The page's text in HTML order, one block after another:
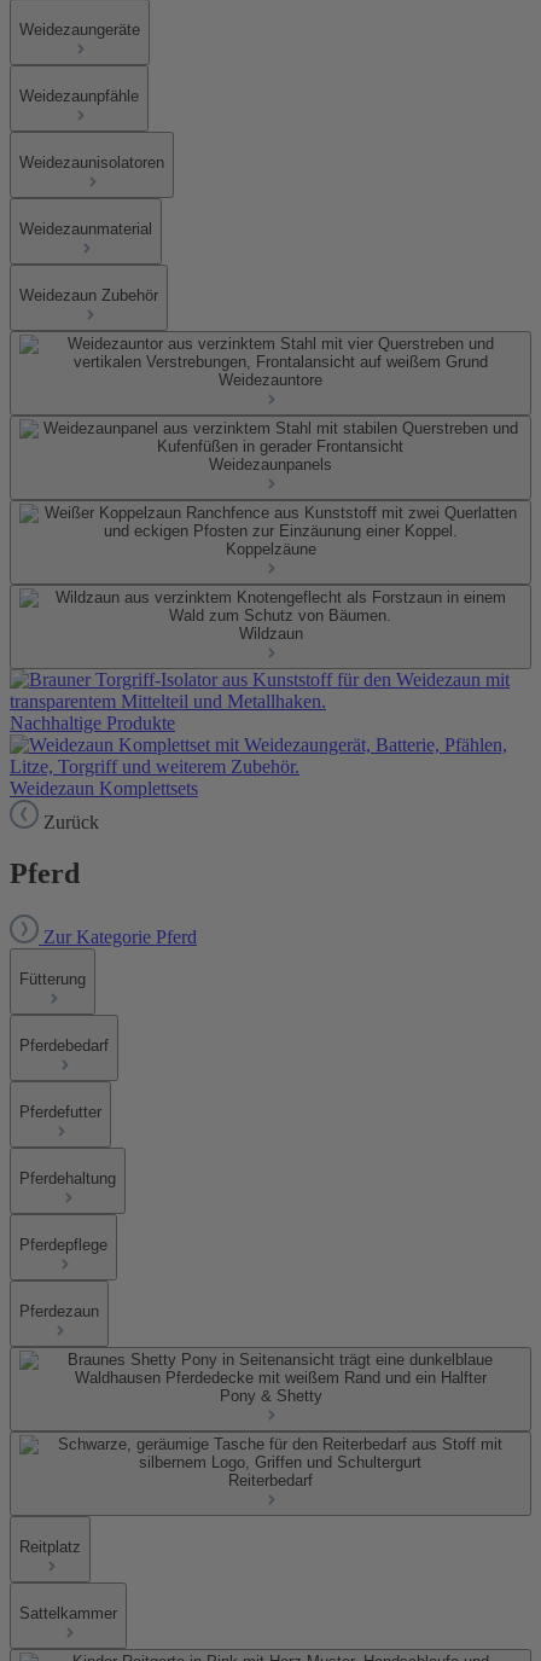
Weidezaungeräte
Weidezaunpfähle
Weidezaunisolatoren
Weidezaunmaterial
Weidezaun Zubehör
Weidezauntore
Weidezaunpanels
Koppelzäune
Wildzaun
Nachhaltige Produkte
Weidezaun Komplettsets
Zurück
Pferd
Zur Kategorie Pferd
Fütterung
Pferdebedarf
Pferdefutter
Pferdehaltung
Pferdepflege
Pferdezaun
Pony & Shetty
Reiterbedarf
Reitplatz
Sattelkammer